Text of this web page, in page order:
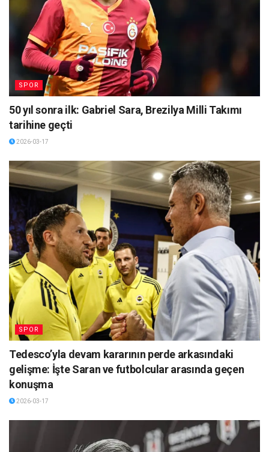
SPOR
50 yıl sonra ilk: Gabriel Sara, Brezilya Milli Takımı
tarihine geçti
2026-03-17
SPOR
Tedesco’yla devam kararının perde arkasındaki
gelişme: İşte Saran ve futbolcular arasında geçen
konuşma
2026-03-17